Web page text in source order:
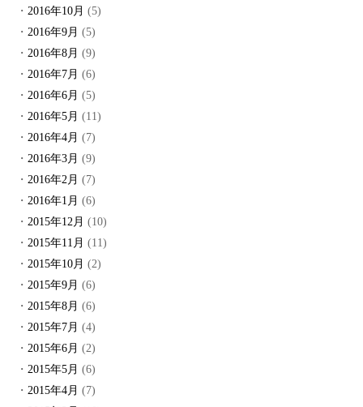
2016年10月 (5)
2016年9月 (5)
2016年8月 (9)
2016年7月 (6)
2016年6月 (5)
2016年5月 (11)
2016年4月 (7)
2016年3月 (9)
2016年2月 (7)
2016年1月 (6)
2015年12月 (10)
2015年11月 (11)
2015年10月 (2)
2015年9月 (6)
2015年8月 (6)
2015年7月 (4)
2015年6月 (2)
2015年5月 (6)
2015年4月 (7)